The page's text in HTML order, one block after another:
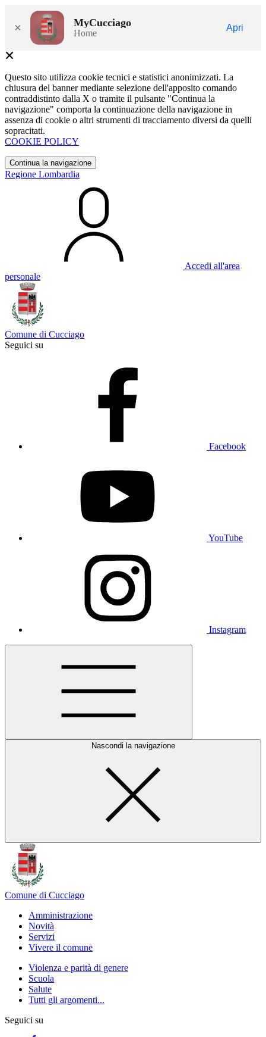
× MyCucciago
Home
Apri
Questo sito utilizza cookie tecnici e statistici anonimizzati. La
chiusura del banner mediante selezione dell'apposito comando
contraddistinto dalla X o tramite il pulsante "Continua la
navigazione" comporta la continuazione della navigazione in
assenza di cookie o altri strumenti di tracciamento diversi da quelli
sopracitati.
COOKIE POLICY
Continua la navigazione
Regione Lombardia
Accedi all'area
personale
Comune di Cucciago
Seguici su
Facebook
YouTube
Instagram
Nascondi la navigazione
Comune di Cucciago
Amministrazione
Novità
Servizi
Vivere il comune
Violenza e parità di genere
Scuola
Salute
Tutti gli argomenti...
Seguici su